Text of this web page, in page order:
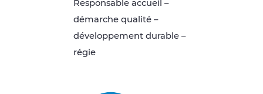
Responsable accueil –
démarche qualité –
développement durable –
régie